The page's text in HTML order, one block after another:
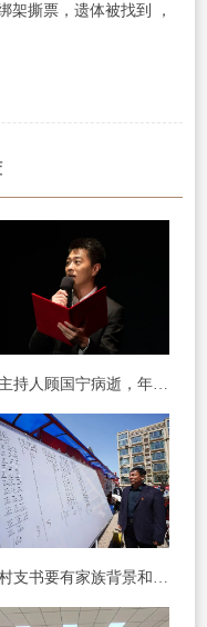
架撕票，遗体被找到 ，
知名主持人顾国宁病逝，年仅46岁，曾担任“中国汉字听写大会”主考官
竞选村支书要有家族背景和经济基础？话糙理也不全对